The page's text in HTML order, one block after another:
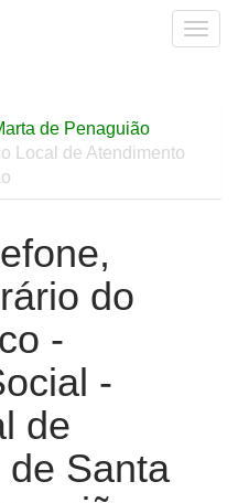
de Penaguião
Local de Atendimento
do
-
-
de
Santa